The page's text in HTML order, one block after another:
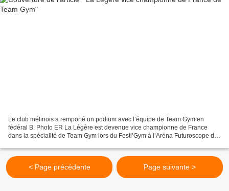
Le club mélinois a remporté un podium avec l’équipe de Team Gym en
fédéral B. Photo ER La Légère est devenue vice championne de France
dans la spécialité de Team Gym lors du Festi’Gym à l’Aréna Futuroscope de
< Page précédente Page suivante >